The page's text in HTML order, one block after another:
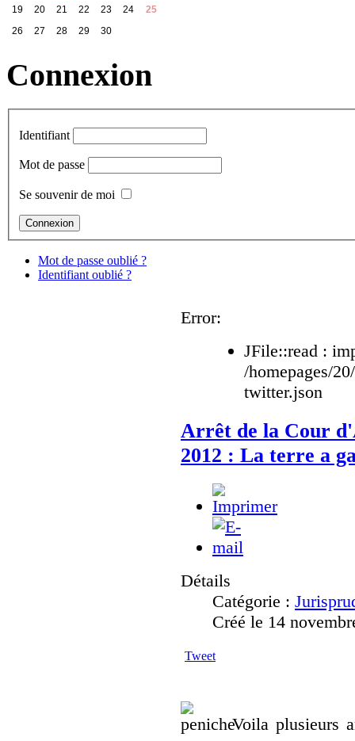
19
20 21 22 23 24
25
26
27 28 29 30
Connexion
Identifiant
Mot de passe
Se souvenir de moi
Mot de passe oublié ?
Identifiant oublié ?
Error:
JFile::read :
/homepages/
twitter.json
Arrêt de la Cour
2012 : La terre a
Détails
Catégorie :
Créé le 14
Tweet
Voila plusieurs